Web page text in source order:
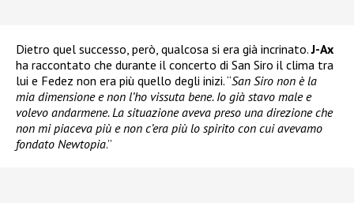
Dietro quel successo, però, qualcosa si era già incrinato.J-Ax
ha raccontato che durante il concerto di San Siro il clima tra
lui e Fedez non era più quello degli inizi. “San Siro non è la
mia dimensione e non l’ho vissuta bene. Io già stavo male e
volevo andarmene. La situazione aveva preso una direzione che
non mi piaceva più e non c’era più lo spirito con cui avevamo
fondato Newtopia.”